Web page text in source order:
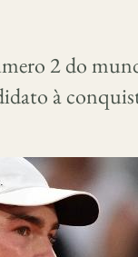
2 do
à